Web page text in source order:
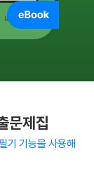
문제집
기 기능을 사용해